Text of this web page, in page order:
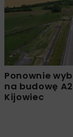
Ponownie
na budowę
Kijowiec